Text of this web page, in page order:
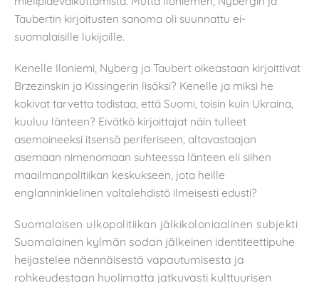
Taubertin kirjoitusten sanoma oli suunnattu ei-
suomalaisille lukijoille.
Kenelle Iloniemi, Nyberg ja Taubert oikeastaan kirjoittivat
Brzezinskin ja Kissingerin lisäksi? Kenelle ja miksi he
kokivat tarvetta todistaa, että Suomi, toisin kuin Ukraina,
kuuluu länteen? Eivätkö kirjoittajat näin tulleet
asemoineeksi itsensä periferiseen, altavastaajan
asemaan nimenomaan suhteessa länteen eli siihen
maailmanpolitiikan keskukseen, jota heille
englanninkielinen valtalehdistö ilmeisesti edusti?
Suomalaisen ulkopolitiikan jälkikoloniaalinen subjekti
Suomalainen kylmän sodan jälkeinen identiteettipuhe
heijastelee näennäisestä vapautumisesta ja
rohkeudestaan huolimatta jatkuvasti kulttuurisen